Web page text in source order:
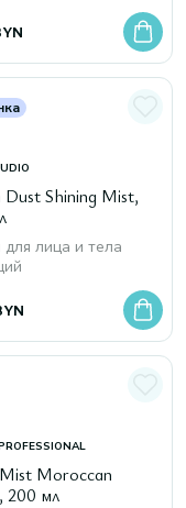
Shining Mist,
для лица и тела
Moroccan
200 мл